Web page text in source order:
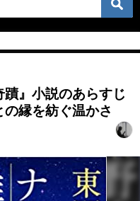
』小説のあらすじ
縁を紡ぐ温かさ